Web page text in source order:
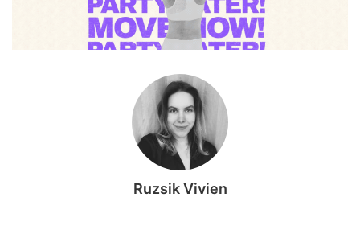
Ruzsik Vivien